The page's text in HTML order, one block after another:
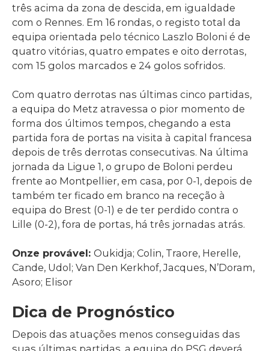
três acima da zona de descida, em igualdade
com o Rennes. Em 16 rondas, o registo total da
equipa orientada pelo técnico Laszlo Boloni é de
quatro vitórias, quatro empates e oito derrotas,
com 15 golos marcados e 24 golos sofridos.
Com quatro derrotas nas últimas cinco partidas,
a equipa do Metz atravessa o pior momento de
forma dos últimos tempos, chegando a esta
partida fora de portas na visita à capital francesa
depois de três derrotas consecutivas. Na última
jornada da Ligue 1, o grupo de Boloni perdeu
frente ao Montpellier, em casa, por 0-1, depois de
também ter ficado em branco na receção à
equipa do Brest (0-1) e de ter perdido contra o
Lille (0-2), fora de portas, há três jornadas atrás.
Onze provável: Oukidja; Colin, Traore, Herelle,
Cande, Udol; Van Den Kerkhof, Jacques, N’Doram,
Asoro; Elisor
Dica de Prognóstico
Depois das atuações menos conseguidas das